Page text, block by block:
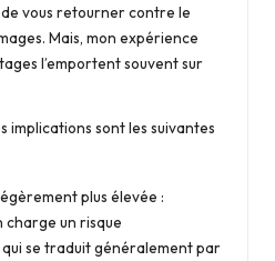
vous retourner contre le
Mais, mon expérience
l’emportent souvent sur
implications sont les suivantes
plus élevée :
charge un risque
se traduit généralement par